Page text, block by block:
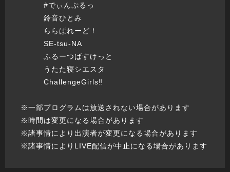
#でぃんぷるっ
鈴音ひとみ
ららぱれーど！
SE-tsu-NA
ふるーつばすけっと
うたた寝シエスタ
ChallengeGirls‼︎
※一部プログラムは放送されない場合があります
※時間は変更になる場合があります
※諸事情により出演者が変更になる場合があります
※諸事情によりLIVE配信が中止になる場合があります